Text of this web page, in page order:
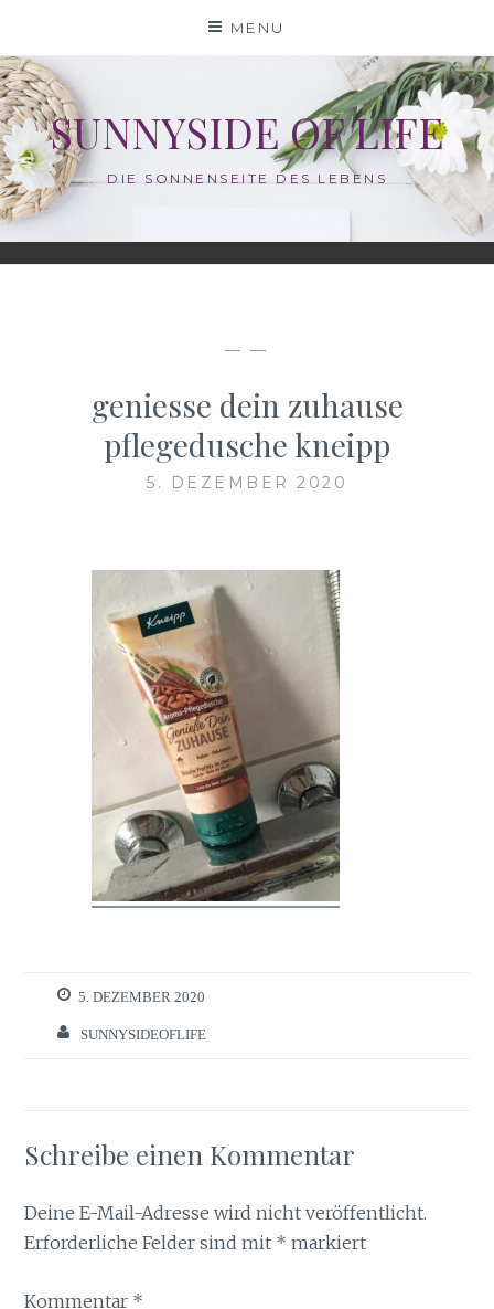
content
MENU
SUNNYSIDE OF LIFE
DIE SONNENSEITE DES LEBENS
— —
geniesse dein zuhause
pflegedusche kneipp
5. DEZEMBER 2020
5. DEZEMBER 2020
SUNNYSIDEOFLIFE
Schreibe einen Kommentar
Deine E-Mail-Adresse wird nicht veröffentlicht.
Erforderliche Felder sind mit * markiert
Kommentar *